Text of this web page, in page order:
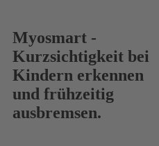
Myosmart -
Kurzsichtigkeit bei
Kindern erkennen
und frühzeitig
ausbremsen.